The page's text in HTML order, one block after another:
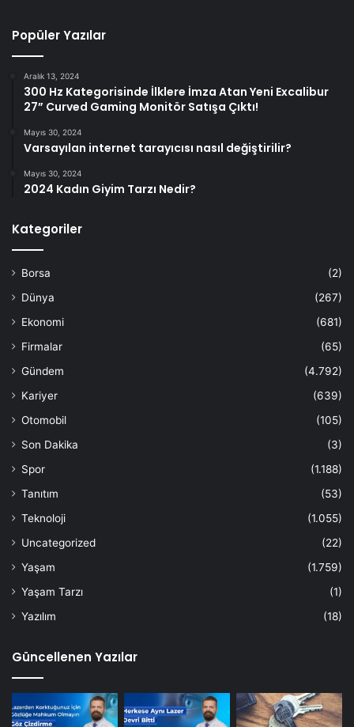
Popüler Yazılar
Aralık 13, 2024
300 Hz Kategorisinde İlklere İmza Atan Yeni Excalibur
27” Curved Gaming Monitör Satışa Çıktı!
Mayıs 30, 2024
Varsayılan internet tarayıcısı nasıl değiştirilir?
Mayıs 30, 2024
2024 Kadın Giyim Tarzı Nedir?
Kategoriler
Borsa
(2)
Dünya
(267)
Ekonomi
(681)
Firmalar
(65)
Gündem
(4.792)
Kariyer
(639)
Otomobil
(105)
Son Dakika
(3)
Spor
(1.188)
Tanıtım
(53)
Teknoloji
(1.055)
Uncategorized
(22)
Yaşam
(1.759)
Yaşam Tarzı
(1)
Yazılım
(18)
Güncellenen Yazılar